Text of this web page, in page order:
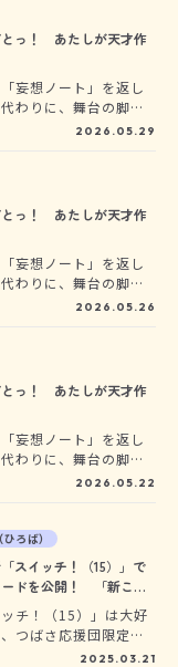
「スイッチ！」「七
海ゆずはさんがおく
ラブコメ☆ ひと足早
とっ！ あたしが天才作
妄想ノート」を返し
わりに、舞台の脚本
こと!?!?!? まさかの
「スイッチ！」「七
海ゆずはさんがおく
ラブコメ☆ ひと足早
2026.05.29
とっ！ あたしが天才作
妄想ノート」を返し
わりに、舞台の脚本
こと!?!?!? まさかの
「スイッチ！」「七
海ゆずはさんがおく
ラブコメ☆ ひと足早
2026.05.26
とっ！ あたしが天才作
妄想ノート」を返し
わりに、舞台の脚本
こと!?!?!? まさかの
「スイッチ！」「七
海ゆずはさんがおく
ラブコメ☆ ひと足早
2026.05.22
ろば）
スイッチ！（15）」で
ドを公開！ 「新こち
♡チ！（15）」は大好
つばさ応援団限定
で描かれなかった、ま
2025.03.21